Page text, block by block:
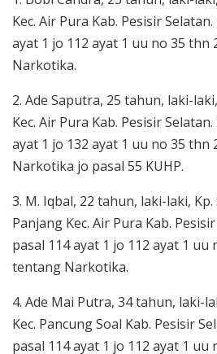
Kec. Air Pura Kab. Pesisir
ayat 1 jo 112 ayat 1 uu no 35 thn
Narkotika.
2. Ade Saputra, 25 tahun, laki-
Kec. Air Pura Kab. Pesisir
ayat 1 jo 132 ayat 1 uu no 35 thn
Narkotika jo pasal 55 KUHP.
3. M. Iqbal, 22 tahun, laki-laki,
Panjang Kec. Air Pura Kab.
pasal 114 ayat 1 jo 112 ayat 1 uu
tentang Narkotika.
4. Ade Mai Putra, 34 tahun, laki-
Kec. Pancung Soal Kab. Pesisir
pasal 114 ayat 1 jo 112 ayat 1 uu